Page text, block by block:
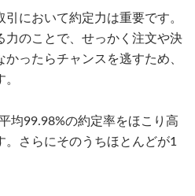
において約定力は重要です。
力のことで、せっかく注文や決
ったらチャンスを逃すため、
均99.98%の約定率をほこり高
さらにそのうちほとんどが1